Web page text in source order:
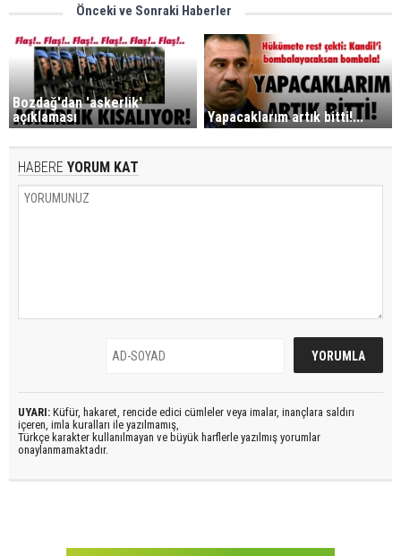
Önceki ve Sonraki Haberler
Bozdağ'dan 'askerlik'
açıklaması
Yapacaklarım artık bitti!...
HABERE YORUM KAT
UYARI: Küfür, hakaret, rencide edici cümleler veya imalar, inançlara saldırı
içeren, imla kuralları ile yazılmamış,
Türkçe karakter kullanılmayan ve büyük harflerle yazılmış yorumlar
onaylanmamaktadır.